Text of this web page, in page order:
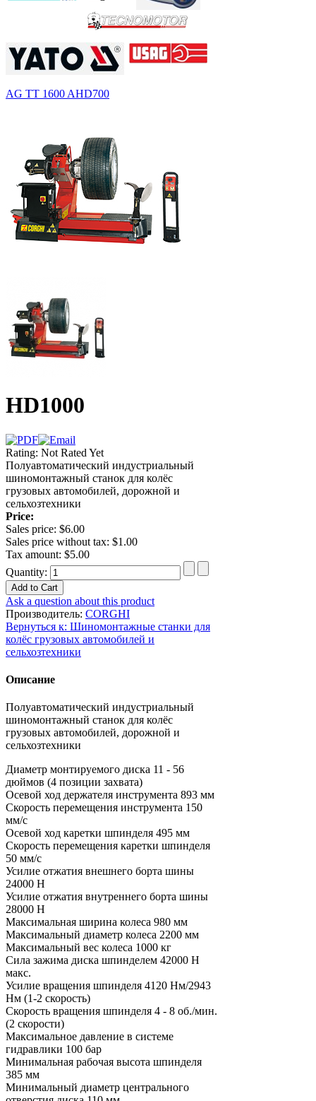
AG TT 1600 AHD700
HD1000
Rating: Not Rated Yet
Полуавтоматический индустриальный
шиномонтажный станок для колёс
грузовых автомобилей, дорожной и
сельхозтехники
Price:
Sales price: $6.00
Sales price without tax: $1.00
Tax amount: $5.00
Quantity:
Ask a question about this product
Производитель: CORGHI
Вернуться к: Шиномонтажные станки для
колёс грузовых автомобилей и
сельхозтехники
Описание
Полуавтоматический индустриальный
шиномонтажный станок для колёс
грузовых автомобилей, дорожной и
сельхозтехники
Диаметр монтируемого диска 11 - 56
дюймов (4 позиции захвата)
Осевой ход держателя инструмента 893 мм
Скорость перемещения инструмента 150
мм/с
Осевой ход каретки шпинделя 495 мм
Скорость перемещения каретки шпинделя
50 мм/с
Усилие отжатия внешнего борта шины
24000 Н
Усилие отжатия внутреннего борта шины
28000 Н
Максимальная ширина колеса 980 мм
Максимальный диаметр колеса 2200 мм
Максимальный вес колеса 1000 кг
Сила зажима диска шпинделем 42000 Н
макс.
Усилие вращения шпинделя 4120 Нм/2943
Нм (1-2 скорость)
Скорость вращения шпинделя 4 - 8 об./мин.
(2 скорости)
Максимальное давление в системе
гидравлики 100 бар
Минимальная рабочая высота шпинделя
385 мм
Минимальный диаметр центрального